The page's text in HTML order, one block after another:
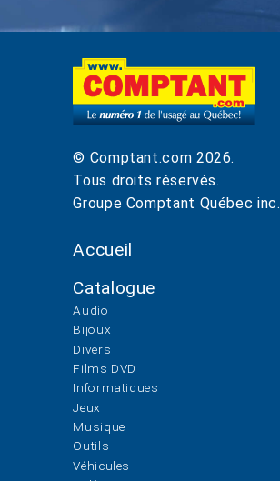
© Comptant.com 2026.
Tous droits réservés.
Groupe Comptant Québec inc.
Accueil
Catalogue
Audio
Bijoux
Divers
Films DVD
Informatiques
Jeux
Musique
Outils
Véhicules